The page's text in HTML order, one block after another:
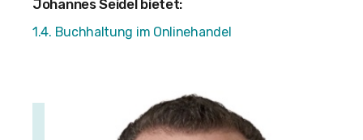
Johannes Seidel bietet:
1.4. Buchhaltung im Onlinehandel